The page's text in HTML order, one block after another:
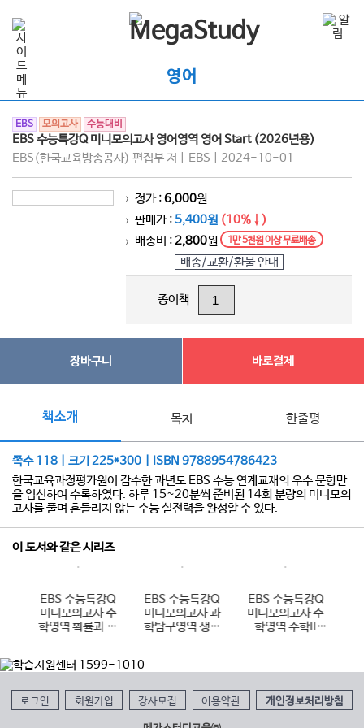
영어
EBS 모의고사 수능대비
EBS 수능특강Q 미니모의고사 영어영역 영어 Start (2026년용)
EBS(한국교육방송공사) 편집부 저 | EBS | 2024-10-01
> 정가 :6,000원
> 판매가 :5,400원 (10%↓)
> 배송비 :2,800원 1만 5천원 이상 무료배송
배송/교환/환불 안내
종이책
장바구니 바로결제
책소개 목차 한줄평
쪽수 118 | 크기 225*300 | ISBN 9788954786423
한국교육과정평가원이 감수한 과년도 EBS 수능 연계교재의 우수 문항만
을 엄선하여 수록하였다. 하루 15~20분씩 준비된 14회 분량의 미니모의
고사를 풀며 흔들리지 않는 수능 실전력을 완성할 수 있다.
이 도서와 같은 시리즈
EBS 수능특강Q
미니모의고사 수
학영역 확률과 통
EBS 수능특강Q
미니모의고사 과
학탐구영역 생명
EBS 수능특강Q
미니모의고사 수
학영역 수학II
로그인 회원가입 강사모집 이용약관 개인정보처리방침